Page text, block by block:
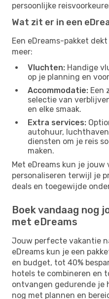
persoonlijke
Wat zit er in een
Een eDreams-pakket
meer:
Vluchten: Handige
op je planning en
Accommodatie: Een
selectie van
en elke smaak.
Extra services:
autohuur,
diensten om je reis
maken.
Met eDreams kun je jouw
personaliseren terwijl je
deals en toegewijde
Boek vandaag nog
met eDreams
Jouw perfecte vakantie
eDreams kun je een
en budget, tot 40%
hotels te combineren en
ontvangen gedurende je
nog met plannen en